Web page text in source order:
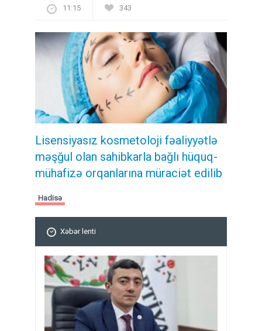
11:15 343
Lisensiyasız kosmetoloji fəaliyyətlə
məşğul olan sahibkarla bağlı hüquq-
mühafizə orqanlarına müraciət edilib
Hadisə
Xəbər lenti